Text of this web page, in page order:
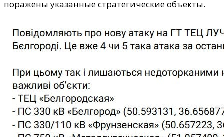
поражены указанные стратегические объекты.